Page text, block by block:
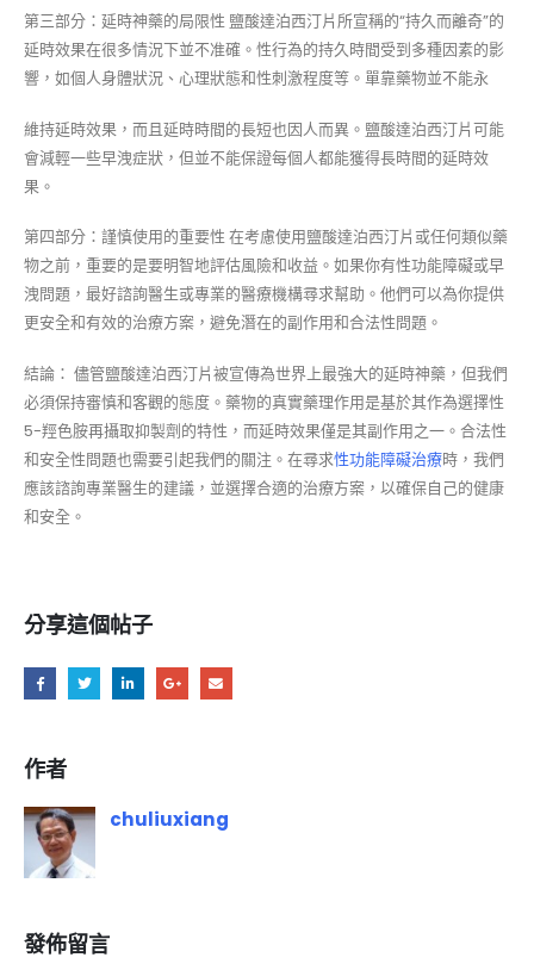
第三部分：延時神藥的局限性 鹽酸達泊西汀片所宣稱的“持久而離奇”的
延時效果在很多情況下並不准確。性行為的持久時間受到多種因素的影
響，如個人身體狀況、心理狀態和性刺激程度等。單靠藥物並不能永
維持延時效果，而且延時時間的長短也因人而異。鹽酸達泊西汀片可能
會減輕一些早洩症狀，但並不能保證每個人都能獲得長時間的延時效
果。
第四部分：謹慎使用的重要性 在考慮使用鹽酸達泊西汀片或任何類似藥
物之前，重要的是要明智地評估風險和收益。如果你有性功能障礙或早
洩問題，最好諮詢醫生或專業的醫療機構尋求幫助。他們可以為你提供
更安全和有效的治療方案，避免潛在的副作用和合法性問題。
結論： 儘管鹽酸達泊西汀片被宣傳為世界上最強大的延時神藥，但我們
必須保持審慎和客觀的態度。藥物的真實藥理作用是基於其作為選擇性
5-羥色胺再攝取抑製劑的特性，而延時效果僅是其副作用之一。合法性
和安全性問題也需要引起我們的關注。在尋求性功能障礙治療時，我們
應該諮詢專業醫生的建議，並選擇合適的治療方案，以確保自己的健康
和安全。
分享這個帖子
作者
chuliuxiang
發佈留言